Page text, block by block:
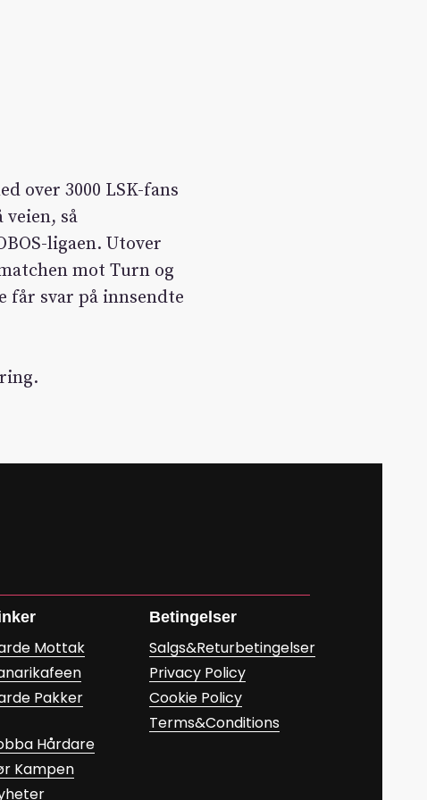
over 3000 LSK-fans
så
ligaen. Utover
mot Turn og
får svar på innsendte
Mottak
Pakker
Hårdare
Kampen
Betingelser
Salgs&Returbetingelser
Privacy Policy
Cookie Policy
Terms&Conditions